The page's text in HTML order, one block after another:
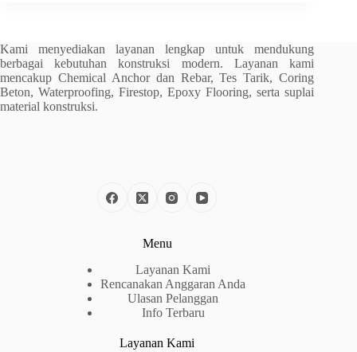
Kami menyediakan layanan lengkap untuk mendukung
berbagai kebutuhan konstruksi modern. Layanan kami
mencakup Chemical Anchor dan Rebar, Tes Tarik, Coring
Beton, Waterproofing, Firestop, Epoxy Flooring, serta suplai
material konstruksi.
Menu
Layanan Kami
Rencanakan Anggaran Anda
Ulasan Pelanggan
Info Terbaru
Layanan Kami